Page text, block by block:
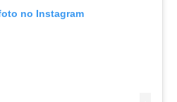
no Instagram